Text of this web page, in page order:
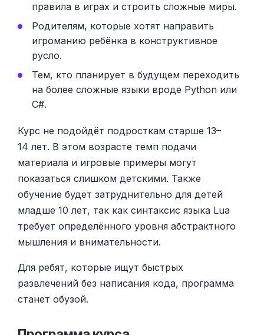
правила в играх и строить сложные миры.
Родителям, которые хотят направить
игроманию ребёнка в конструктивное
русло.
Тем, кто планирует в будущем переходить
на более сложные языки вроде Python или
C#.
Курс не подойдёт подросткам старше 13–
14 лет. В этом возрасте темп подачи
материала и игровые примеры могут
показаться слишком детскими. Также
обучение будет затруднительно для детей
младше 10 лет, так как синтаксис языка Lua
требует определённого уровня абстрактного
мышления и внимательности.
Для ребят, которые ищут быстрых
развлечений без написания кода, программа
станет обузой.